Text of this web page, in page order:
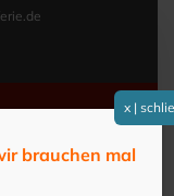
brauchen mal
x |